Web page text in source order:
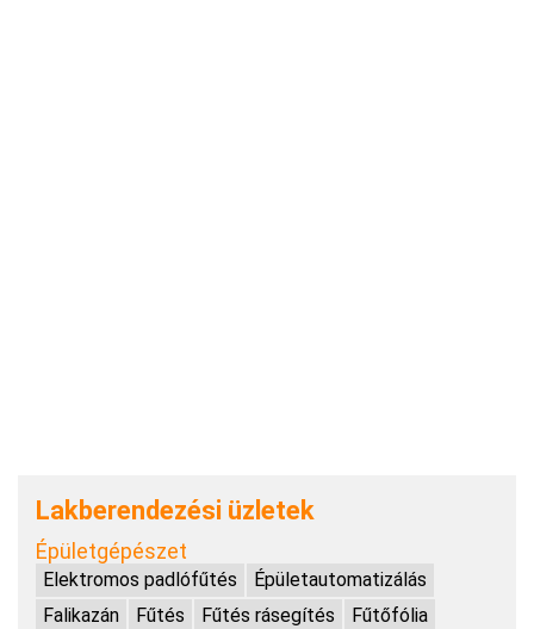
Lakberendezési üzletek
Épületgépészet
Elektromos padlófűtés
Épületautomatizálás
Falikazán
Fűtés Fűtés rásegítés
Fűtőfólia